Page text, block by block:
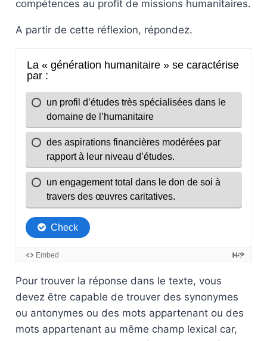
compétences au profit de missions humanitaires.
A partir de cette réflexion, répondez.
Pour trouver la réponse dans le texte, vous
devez être capable de trouver des synonymes
ou antonymes ou des mots appartenant ou des
mots appartenant au même champ lexical car,